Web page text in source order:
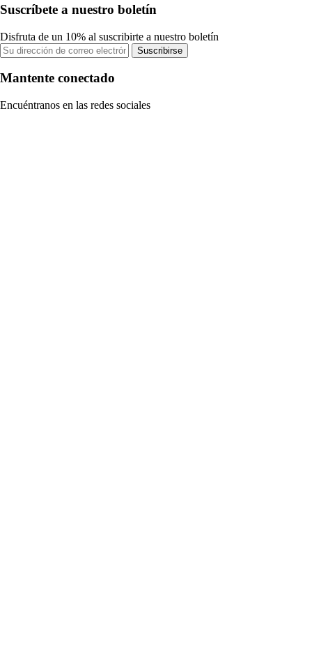
Suscríbete a nuestro boletín
Disfruta de un 10% al suscribirte a nuestro boletín
Suscribirse
Mantente conectado
Encuéntranos en las redes sociales